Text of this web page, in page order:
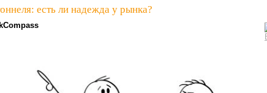
есть ли надежда у рынка?